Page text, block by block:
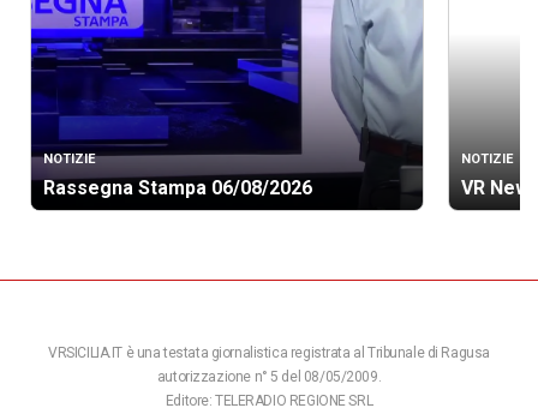
NOTIZIE
Rassegna Stampa 06/08/2026
NOTIZIE
VR
VRSICILIA.IT è una testata giornalistica registrata al Tribunale di Ragusa
autorizzazione n° 5 del 08/05/2009.
Editore: TELERADIO REGIONE SRL